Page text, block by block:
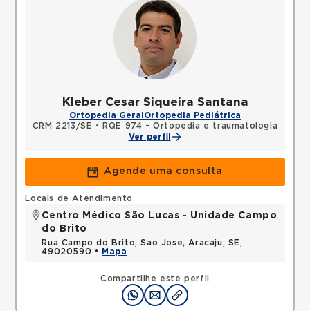
Kleber Cesar Siqueira Santana
Ortopedia Geral Ortopedia Pediátrica
CRM 2213/SE •
RQE 974 - Ortopedia e traumatologia
Ver perfil
Agende uma consulta
Compartilhe este perfil
Locais de Atendimento
Centro Médico São Lucas - Unidade Campo
do Brito
Rua Campo do Brito, Sao Jose, Aracaju, SE,
49020590 •
Mapa